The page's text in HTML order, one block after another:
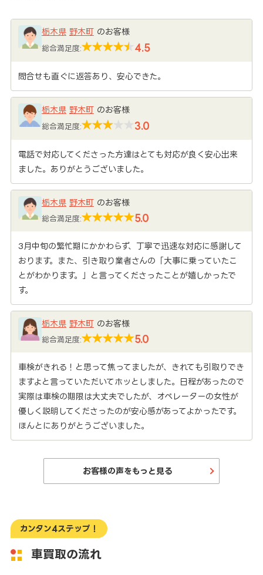
栃木県 野木町のお客様
総合満足度: 4.5
問合せも直ぐに返答あり、安心できた。
栃木県 野木町のお客様
総合満足度: 3.0
電話で対応してくださった方達はとても対応が良く安心出来
ました。ありがとうございました。
栃木県 野木町のお客様
総合満足度: 5.0
3月中旬の繁忙期にかかわらず、丁寧で迅速な対応に感謝して
おります。また、引き取り業者さんの「大事に乗っていたこ
とがわかります。」と言ってくださったことが嬉しかったで
す。
栃木県 野木町のお客様
総合満足度: 5.0
車検がきれる！と思って焦ってましたが、きれても引取りでき
ますよと言っていただいてホッとしました。日程があったので
実際は車検の期限は大丈夫でしたが、オペレーターの女性が
優しく説明してくださったのが安心感があってよかったです。
ほんとにありがとうございました。
お客様の声をもっと見る
カンタン4ステップ！
車買取の流れ